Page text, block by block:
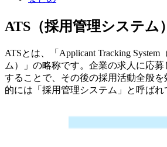
ATS（採用管理システム
ATSとは、「Applicant Tracking System
ム）」の略称です。企業の求人に応
することで、その後の採用活動全般
的には「採用管理システム」と呼ばれ